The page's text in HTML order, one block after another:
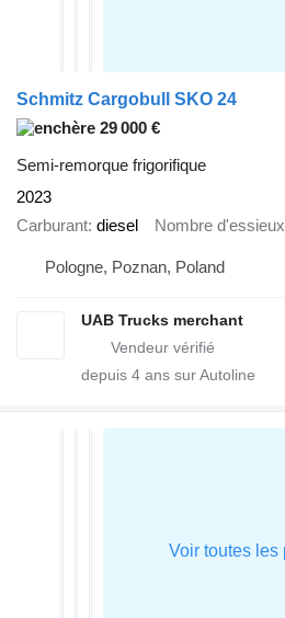
Schmitz Cargobull SKO 24
29 000 €
Semi-remorque frigorifique
2023
Carburant diesel Nombre d'essieux
Pologne, Poznan, Poland
UAB Trucks merchant
depuis 4 ans sur Autoline